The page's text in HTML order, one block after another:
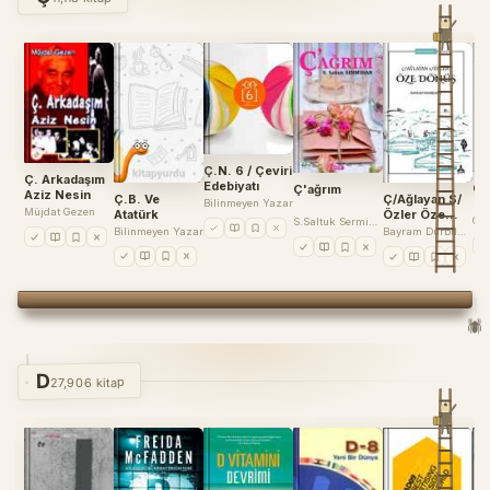
🕷️
Ç. Arkadaşım
Aziz Nesin
Müjdat Gezen
Ç.B. Ve
Atatürk
Bilinmeyen Yazar
Ç.N. 6 / Çeviri
Edebiyatı
Bilinmeyen Yazar
Ç'ağrım
S.Saltuk Sermihan
Ç/Ağlayan S/
Özler Öze
Dönüş Bütün
Şiirleri 1
Bayram Durbilmez
Ça
D27,906 kitap